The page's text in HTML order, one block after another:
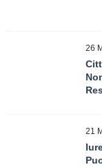
26
21